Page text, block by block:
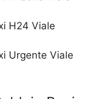
H24 Viale
Urgente Viale